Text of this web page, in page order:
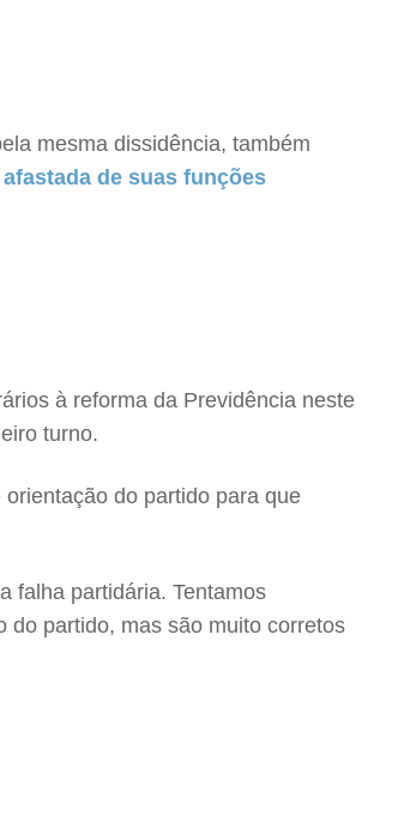
mesma dissidência, também
de suas funções
à reforma da Previdência neste
turno.
do partido para que
falha partidária. Tentamos
do partido, mas são muito corretos